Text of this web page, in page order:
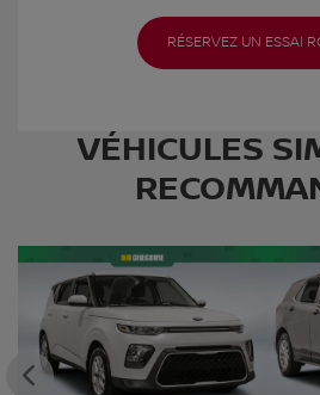
RÉSERVEZ UN ESSAI
VÉHICULES